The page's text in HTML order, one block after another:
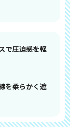
で圧迫感を軽
を柔らかく遮